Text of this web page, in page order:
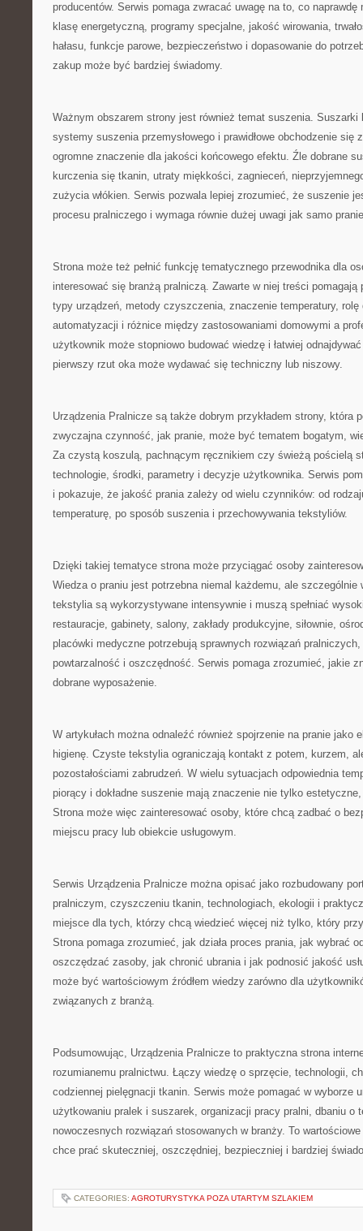
producentów. Serwis pomaga zwracać uwagę na to, co
klasę energetyczną, programy specjalne, jakość wirowania,
hałasu, funkcje parowe, bezpieczeństwo i dopasowanie do
zakup może być bardziej świadomy.
Ważnym obszarem strony jest również temat suszenia. Suszarki
systemy suszenia przemysłowego i prawidłowe obchodzenie
ogromne znaczenie dla jakości końcowego efektu. Źle dobrane
kurczenia się tkanin, utraty miękkości, zagnieceń,
zużycia włókien. Serwis pozwala lepiej zrozumieć, że suszenie
procesu pralniczego i wymaga równie dużej uwagi jak samo
Strona może też pełnić funkcję tematycznego przewodnika dla
interesować się branżą pralniczą. Zawarte w niej treści pomagają
typy urządzeń, metody czyszczenia, znaczenie temperatury, rolę
automatyzacji i różnice między zastosowaniami domowymi a
użytkownik może stopniowo budować wiedzę i łatwiej
pierwszy rzut oka może wydawać się techniczny lub niszowy.
Urządzenia Pralnicze są także dobrym przykładem strony, która
zwyczajna czynność, jak pranie, może być tematem bogatym,
Za czystą koszulą, pachnącym ręcznikiem czy świeżą pościelą
technologie, środki, parametry i decyzje użytkownika. Serwis
i pokazuje, że jakość prania zależy od wielu czynników: od
temperaturę, po sposób suszenia i przechowywania tekstyliów.
Dzięki takiej tematyce strona może przyciągać osoby
Wiedza o praniu jest potrzebna niemal każdemu, ale
tekstylia są wykorzystywane intensywnie i muszą spełniać
restauracje, gabinety, salony, zakłady produkcyjne, siłownie,
placówki medyczne potrzebują sprawnych rozwiązań
powtarzalność i oszczędność. Serwis pomaga zrozumieć, jakie
dobrane wyposażenie.
W artykułach można odnaleźć również spojrzenie na pranie jako
higienę. Czyste tekstylia ograniczają kontakt z potem, kurzem,
pozostałościami zabrudzeń. W wielu sytuacjach odpowiednia
piorący i dokładne suszenie mają znaczenie nie tylko
Strona może więc zainteresować osoby, które chcą zadbać o
miejscu pracy lub obiekcie usługowym.
Serwis Urządzenia Pralnicze można opisać jako rozbudowany
pralniczym, czyszczeniu tkanin, technologiach, ekologii i
miejsce dla tych, którzy chcą wiedzieć więcej niż tylko, który
Strona pomaga zrozumieć, jak działa proces prania, jak wybrać
oszczędzać zasoby, jak chronić ubrania i jak podnosić jakość
może być wartościowym źródłem wiedzy zarówno dla
związanych z branżą.
Podsumowując, Urządzenia Pralnicze to praktyczna strona
rozumianemu pralnictwu. Łączy wiedzę o sprzęcie, technologii,
codziennej pielęgnacji tkanin. Serwis może pomagać w wyborze
użytkowaniu pralek i suszarek, organizacji pracy pralni, dbaniu o
nowoczesnych rozwiązań stosowanych w branży. To
chce prać skuteczniej, oszczędniej, bezpieczniej i bardziej
CATEGORIES: AGROTURYSTYKA POZA UTARTYM SZLAKIEM